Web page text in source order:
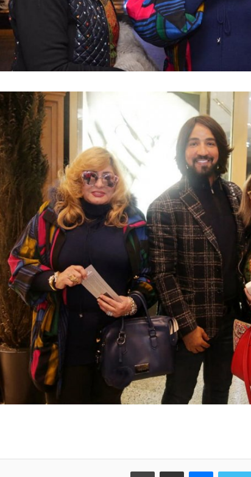
ماسنجر مشاركة عبر البريد طباعة